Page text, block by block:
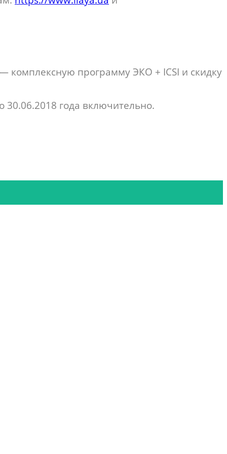
программу ЭКО + ICSI и скидку
года включительно.